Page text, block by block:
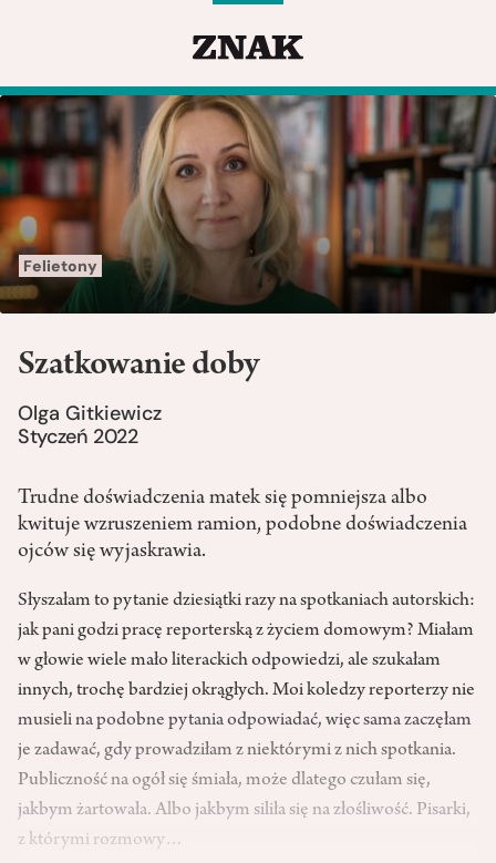
Felietony
Szatkowanie doby
Olga Gitkiewicz
Styczeń 2022
Trudne doświadczenia matek się pomniejsza albo
kwituje wzruszeniem ramion, podobne doświadczenia
ojców się wyjaskrawia.
Słyszałam to pytanie dziesiątki razy na spotkaniach autorskich:
jak pani godzi pracę reporterską z życiem domowym? Miałam
w głowie wiele mało literackich odpowiedzi, ale szukałam
innych, trochę bardziej okrągłych. Moi koledzy reporterzy nie
musieli na podobne pytania odpowiadać, więc sama zaczęłam
je zadawać, gdy prowadziłam z niektórymi z nich spotkania.
Publiczność na ogół się śmiała, może dlatego czułam się,
jakbym żartowała. Albo jakbym siliła się na złośliwość. Pisarki,
z którymi rozmowy…